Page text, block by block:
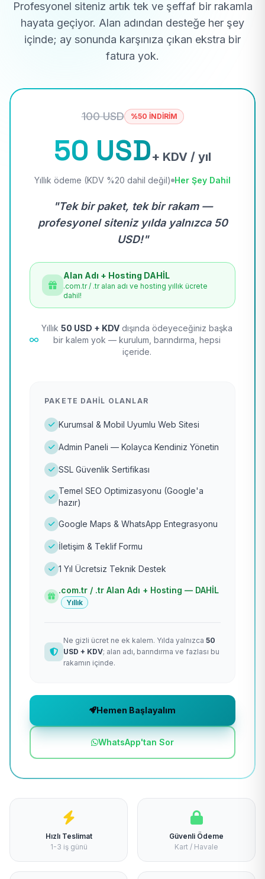
Profesyonel siteniz artık tek ve şeffaf bir rakamla
hayata geçiyor. Alan adından desteğe her şey
içinde; ay sonunda karşınıza çıkan ekstra bir
fatura yok.
100 USD %50 İNDİRİM
50 USD+ KDV / yıl
Yıllık ödeme (KDV %20 dahil değil) Her Şey Dahil
"Tek bir paket, tek bir rakam —
profesyonel siteniz yılda yalnızca 50
USD!"
Alan Adı + Hosting DAHİL
.com.tr / .tr alan adı ve hosting yıllık ücrete
dahil!
Yıllık 50 USD + KDV dışında ödeyeceğiniz başka
bir kalem yok — kurulum, barındırma, hepsi
içeride.
PAKETE DAHIL OLANLAR
Kurumsal & Mobil Uyumlu Web Sitesi
Admin Paneli — Kolayca Kendiniz Yönetin
SSL Güvenlik Sertifikası
Temel SEO Optimizasyonu (Google'a
hazır)
Google Maps & WhatsApp Entegrasyonu
İletişim & Teklif Formu
1 Yıl Ücretsiz Teknik Destek
.com.tr / .tr Alan Adı + Hosting — DAHİL
Yıllık
Ne gizli ücret ne ek kalem. Yılda yalnızca 50
USD + KDV; alan adı, barındırma ve fazlası bu
rakamın içinde.
Hemen Başlayalım
WhatsApp'tan Sor
Hızlı Teslimat
1-3 iş günü
Güvenli Ödeme
Kart / Havale